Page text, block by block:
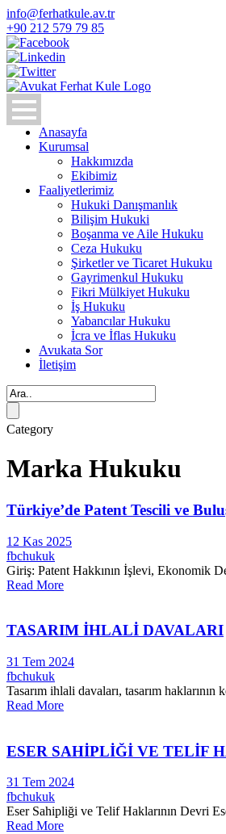
info@ferhatkule.av.tr
+90 212 579 79 85
Anasayfa
Kurumsal
Hakkımızda
Ekibimiz
Faaliyetlerimiz
Hukuki Danışmanlık
Bilişim Hukuki
Boşanma ve Aile Hukuku
Ceza Hukuku
Şirketler ve Ticaret Hukuku
Gayrimenkul Hukuku
Fikri Mülkiyet Hukuku
İş Hukuku
Yabancılar Hukuku
İcra ve İflas Hukuku
Avukata Sor
İletişim
Category
Marka Hukuku
Türkiye’de Patent Tescili ve
12 Kas 2025
fbchukuk
Giriş: Patent Hakkının İşlevi, Ekonomik
Read More
TASARIM İHLALİ DAVALARI
31 Tem 2024
fbchukuk
Tasarım ihlali davaları, tasarım
Read More
ESER SAHİPLİĞİ VE TELİF
31 Tem 2024
fbchukuk
Eser Sahipliği ve Telif Haklarının Devri
Read More